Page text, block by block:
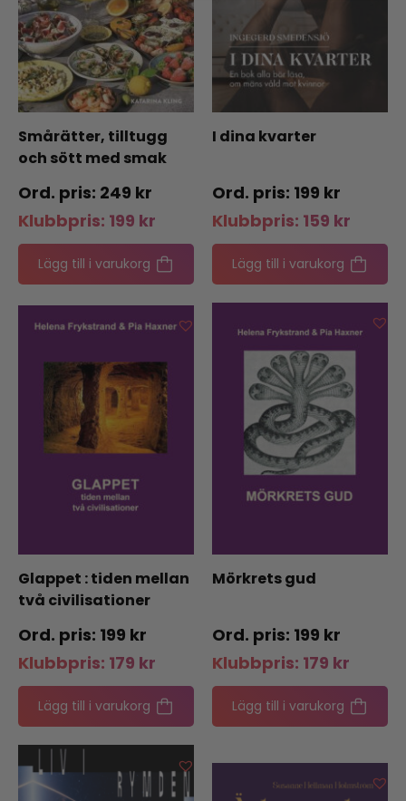
Smårätter, tilltugg
och sött med smak
249 kr
Klubbpris: 199 kr
Lägg till i varukorg
I dina kvarter
199 kr
Klubbpris: 159 kr
Lägg till i varukorg
Glappet : tiden mellan
två civilisationer
199 kr
Klubbpris: 179 kr
Lägg till i varukorg
Mörkrets gud
199 kr
Klubbpris: 179 kr
Lägg till i varukorg